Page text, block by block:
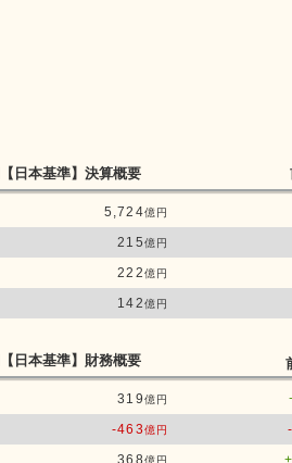
【日本基準】 決算概要
5,724億円
215億円
222億円
142億円
【日本基準】 財務概要
319億円
-463億円
億円